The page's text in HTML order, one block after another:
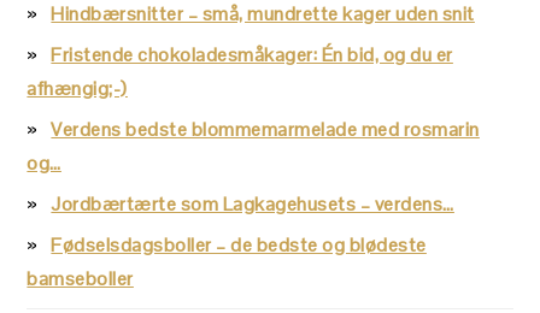
Hindbærsnitter – små, mundrette kager uden snit
Fristende chokoladesmåkager: Én bid, og du er
afhængig;-)
Verdens bedste blommemarmelade med rosmarin
og…
Jordbærtærte som Lagkagehusets – verdens…
Fødselsdagsboller – de bedste og blødeste
bamseboller